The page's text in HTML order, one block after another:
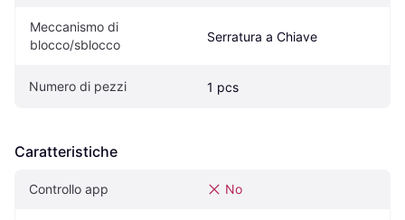
Meccanismo di
blocco/sblocco
Serratura a Chiave
Numero di pezzi 1 pcs
Caratteristiche
Controllo app No